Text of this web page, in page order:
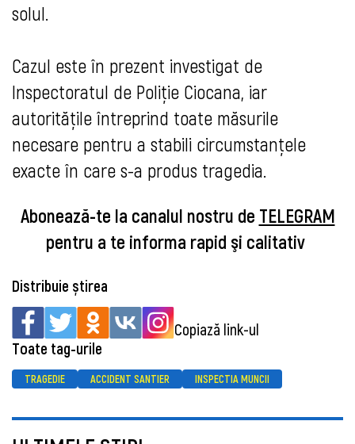
solul.
Cazul este în prezent investigat de
Inspectoratul de Poliție Ciocana, iar
autoritățile întreprind toate măsurile
necesare pentru a stabili circumstanțele
exacte în care s-a produs tragedia.
Abonează-te la canalul nostru de TELEGRAM
pentru a te informa rapid şi calitativ
Distribuie știrea
Copiază link-ul
Toate tag-urile
TRAGEDIE ACCIDENT SANTIER INSPECTIA MUNCII